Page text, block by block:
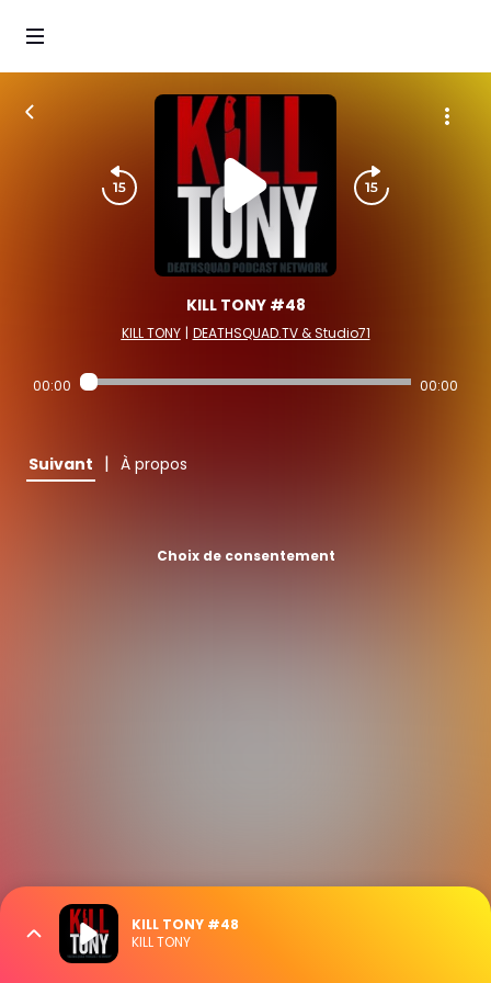
KILL TONY #48
KILL TONY | DEATHSQUAD.TV & Studio71
00:00 00:00
Suivant | À propos
Choix de consentement
KILL TONY #48
KILL TONY